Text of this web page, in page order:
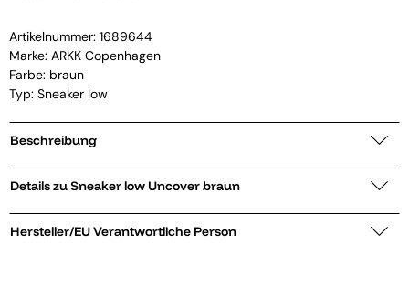
Artikelnummer: 1689644
Marke: ARKK Copenhagen
Farbe: braun
Typ: Sneaker low
Beschreibung
Details zu Sneaker low Uncover braun
Hersteller/EU Verantwortliche Person